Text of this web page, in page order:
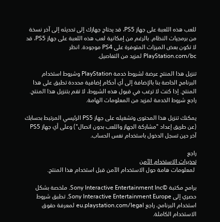
ت
‎PlayStation.com/bc لمزيد من التفاصيل.
راجع شروط الخدمة لمزيد من المعلومات الهامة.
آخر حين تسجل الدخول باستخدام نفس الحساب.
راجع
تحذيرات الاستخدام الآمن
الاستخدام الكاملة.